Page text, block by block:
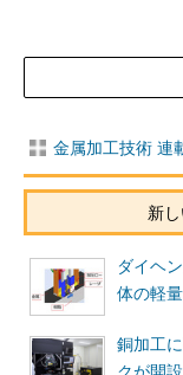
金属加工技術 連
新
ダイヘ
体の軽
銅加工